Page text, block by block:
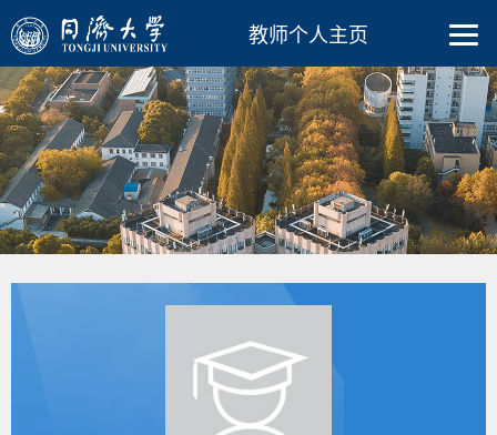
教师个人主页